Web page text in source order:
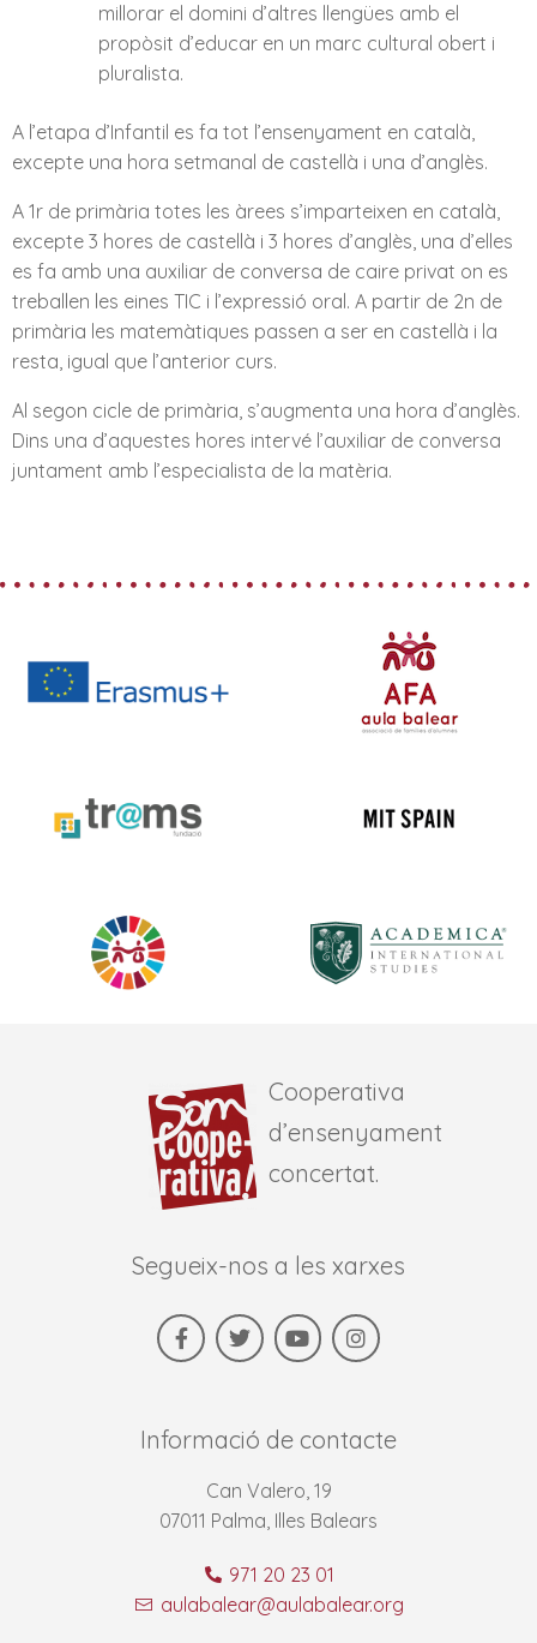
millorar el domini d’altres llengües amb el
propòsit d’educar en un marc cultural obert i
pluralista.
A l’etapa d’Infantil es fa tot l’ensenyament en català,
excepte una hora setmanal de castellà i una d’anglès.
A 1r de primària totes les àrees s’imparteixen en català,
excepte 3 hores de castellà i 3 hores d’anglès, una d’elles
es fa amb una auxiliar de conversa de caire privat on es
treballen les eines TIC i l’expressió oral. A partir de 2n de
primària les matemàtiques passen a ser en castellà i la
resta, igual que l’anterior curs.
Al segon cicle de primària, s’augmenta una hora d’anglès.
Dins una d’aquestes hores intervé l’auxiliar de conversa
juntament amb l’especialista de la matèria.
Cooperativa
d’ensenyament
concertat.
Segueix-nos a les xarxes
Informació de contacte
Can Valero, 19
07011 Palma, Illes Balears
971 20 23 01
aulabalear@aulabalear.org